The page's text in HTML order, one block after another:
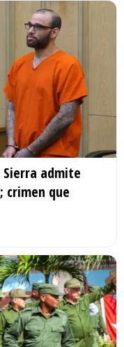
Sierra admite
crimen que